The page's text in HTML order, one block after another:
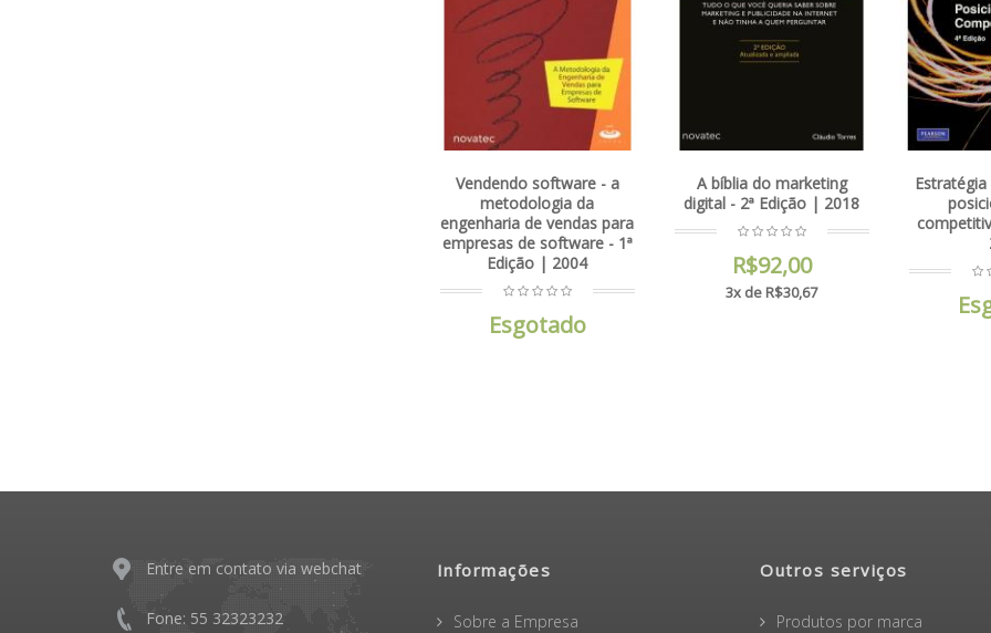
A bíblia do marketing
digital - 2ª Edição | 2018
R$92,00
3x de R$30,67
Estratégia de marketing e
posicionamento
competitivo - 4ª Edição |
2010
Esgotado
digital
Entre em contato via webchat
Fone: 55 32323232
Informações
Sobre a Empresa
Outros serviços
Produtos por marca